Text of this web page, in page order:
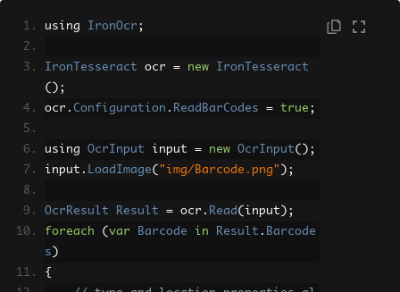
using IronOcr ;
IronTesseract ocr = new
IronTesseract
();
ocr . Configuration . ReadBarCodes = true ;
using OcrInput input = new OcrInput();
input . LoadImage( "img/Barcode.png" );
OcrResult Result = ocr . Read ( input );
foreach
( var Barcode in Result . Barcode
s )
{